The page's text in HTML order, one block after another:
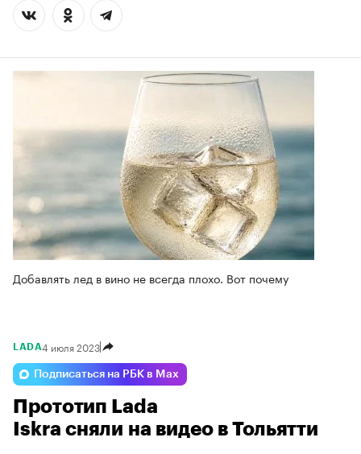
Добавлять лед в вино не всегда плохо. Вот почему
LADA4 июля 2023
Подписаться на РБК в Max
Прототип Lada
Iskra сняли на видео в Тольятти